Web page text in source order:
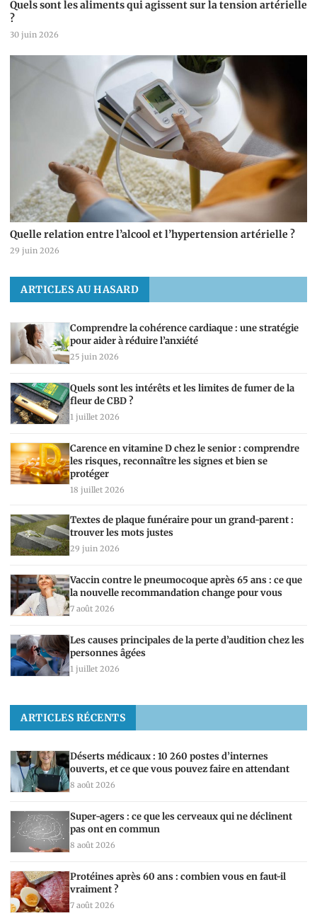
Quels sont les aliments qui agissent sur la tension artérielle
?
30 juin 2026
Quelle relation entre l’alcool et l’hypertension artérielle ?
29 juin 2026
ARTICLES AU HASARD
Comprendre la cohérence cardiaque : une stratégie
pour aider à réduire l’anxiété
25 juin 2026
Quels sont les intérêts et les limites de fumer de la
fleur de CBD ?
1 juillet 2026
Carence en vitamine D chez le senior : comprendre
les risques, reconnaître les signes et bien se
protéger
18 juillet 2026
Textes de plaque funéraire pour un grand-parent :
trouver les mots justes
29 juin 2026
Vaccin contre le pneumocoque après 65 ans : ce que
la nouvelle recommandation change pour vous
7 août 2026
Les causes principales de la perte d’audition chez les
personnes âgées
1 juillet 2026
ARTICLES RÉCENTS
Déserts médicaux : 10 260 postes d’internes
ouverts, et ce que vous pouvez faire en attendant
8 août 2026
Super-agers : ce que les cerveaux qui ne déclinent
pas ont en commun
8 août 2026
Protéines après 60 ans : combien vous en faut-il
vraiment ?
7 août 2026